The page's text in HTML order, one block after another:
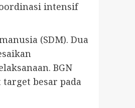
intensif
(SDM). Dua
BGN
besar pada